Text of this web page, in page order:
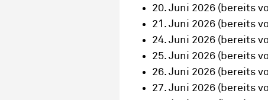
20. Juni 2026 (bereits
21. Juni 2026 (bereits
24. Juni 2026 (bereits
25. Juni 2026 (bereits
26. Juni 2026 (bereits
27. Juni 2026 (bereits